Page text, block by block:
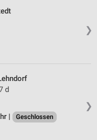
❯
❯
d
|
Geschlossen